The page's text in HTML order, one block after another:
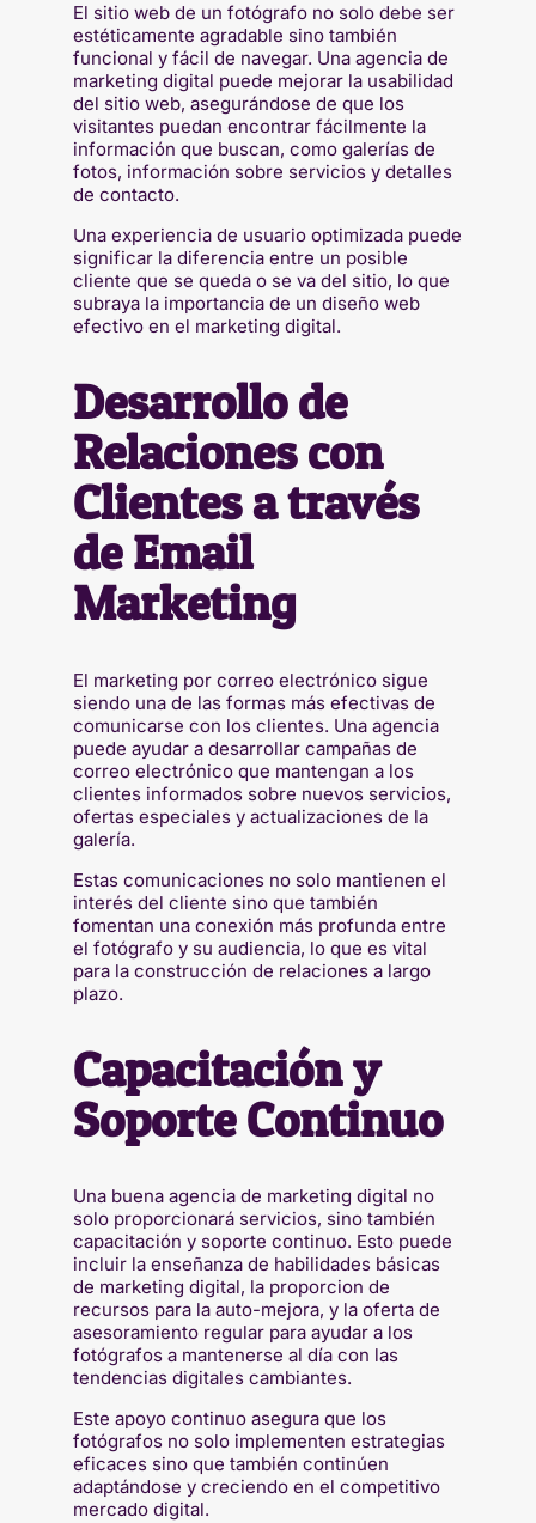
El sitio web de un fotógrafo no solo debe ser
estéticamente agradable sino también
funcional y fácil de navegar. Una agencia de
marketing digital puede mejorar la usabilidad
del sitio web, asegurándose de que los
visitantes puedan encontrar fácilmente la
información que buscan, como galerías de
fotos, información sobre servicios y detalles
de contacto.
Una experiencia de usuario optimizada puede
significar la diferencia entre un posible
cliente que se queda o se va del sitio, lo que
subraya la importancia de un diseño web
efectivo en el marketing digital.
Desarrollo de
Relaciones con
Clientes a través
de Email
Marketing
El marketing por correo electrónico sigue
siendo una de las formas más efectivas de
comunicarse con los clientes. Una agencia
puede ayudar a desarrollar campañas de
correo electrónico que mantengan a los
clientes informados sobre nuevos servicios,
ofertas especiales y actualizaciones de la
galería.
Estas comunicaciones no solo mantienen el
interés del cliente sino que también
fomentan una conexión más profunda entre
el fotógrafo y su audiencia, lo que es vital
para la construcción de relaciones a largo
plazo.
Capacitación y
Soporte Continuo
Una buena agencia de marketing digital no
solo proporcionará servicios, sino también
capacitación y soporte continuo. Esto puede
incluir la enseñanza de habilidades básicas
de marketing digital, la proporcion de
recursos para la auto-mejora, y la oferta de
asesoramiento regular para ayudar a los
fotógrafos a mantenerse al día con las
tendencias digitales cambiantes.
Este apoyo continuo asegura que los
fotógrafos no solo implementen estrategias
eficaces sino que también continúen
adaptándose y creciendo en el competitivo
mercado digital.